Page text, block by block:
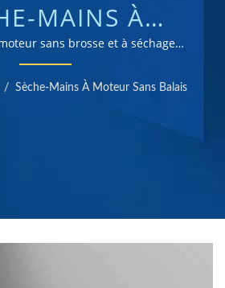
MAINS À
SANS BALAIS |
DE
DE
EN ACIER
|
sans brosse et à séchage
mains et de distributeurs de
ISO 9001 et 14001
/ Sèche-Mains À Moteur Sans Balais